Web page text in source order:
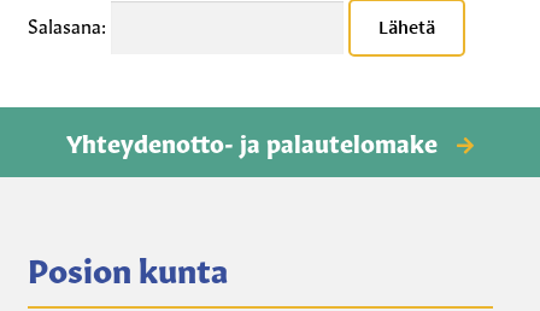
Salasana:
Yhteydenotto- ja palautelomake
Posion kunta